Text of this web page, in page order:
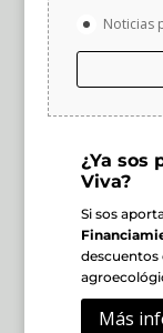
Noticias
¿Ya sos
Viva?
Si sos
descuentos
Más